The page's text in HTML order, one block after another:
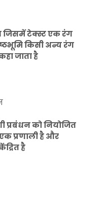
जिसमें टेक्स्ट एक रंग
किसी अन्य रंग
जाता है
प्रबंधन को नियोजित
प्रणाली है और
है